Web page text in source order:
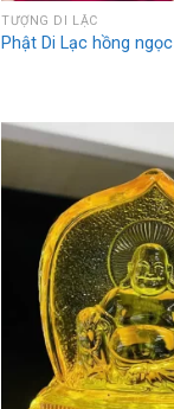
TƯỢNG DI LẶC
Phật Di Lạc hồng ngọc